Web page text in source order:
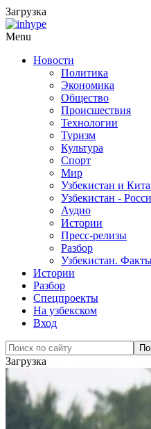
Загрузка
Menu
Новости
Политика
Экономика
Общество
Происшествия
Технологии
Туризм
Культура
Спорт
Мир
Узбекистан и
Узбекистан -
Аудио
Истории
Пресс-релизы
Разбор
Узбекистан.
Истории
Разбор
Спецпроекты
На узбекском
Вход
Загрузка